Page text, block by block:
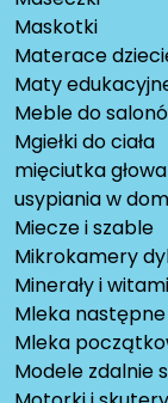
Maskotki
Materace
Maty
Meble do
Mgiełki do ciała
mięciutka
usypiania w
Miecze i szable
Mikrokamery
Minerały i
Mleka następne
Mleka
Modele zdalnie